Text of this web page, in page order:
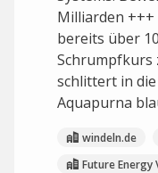
Milliarden
bereits über
Schrumpfkurs
schlittert in
Aquapurna
windeln.de
Future Energy